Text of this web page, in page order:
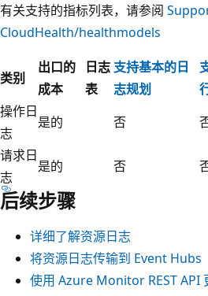
有关支持的指标列表，请参阅
CloudHealth/healthmodels
类别
出口的
成本
日志
表
支持基本的日
志规划
操作日
志
是的 否
请求日
志
是的 否
后续步骤
详细了解资源日志
将资源日志传输到 Event Hubs
使用 Azure Monitor REST API